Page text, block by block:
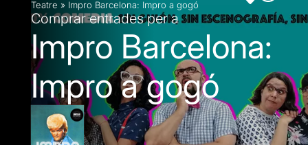
Teatre » Impro Barcelona: Impro a gogó
Comprar entrades per a
Impro Barcelona:
Impro a gogó